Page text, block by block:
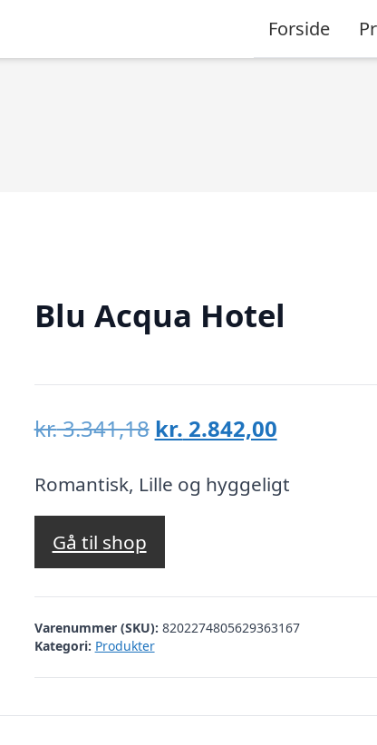
Forside
Blu Acqua Hotel
kr.3.341,18 Den
pris
var:
kr. 2.842,00Den
pris
Romantisk, Lille og hyggeligt
Gå til shop
Varenummer (SKU): 8202274805629363167
Kategori: Produkter